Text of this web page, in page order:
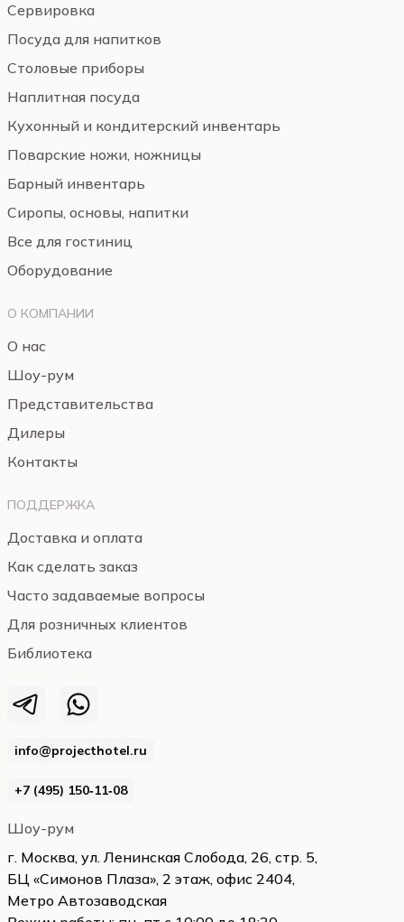
info@projecthotel.ru
+7 (495) 150‑11‑08
Шоу-рум
г. Москва, ул. Ленинская Слобода, 26, стр. 5,
БЦ «Симонов Плаза», 2 этаж, офис 2404,
Метро Автозаводская
Сервировка
Посуда для напитков
Столовые приборы
Наплитная посуда
Кухонный и кондитерский инвентарь
Поварские ножи, ножницы
Барный инвентарь
Сиропы, основы, напитки
Все для гостиниц
Оборудование
О КОМПАНИИ
О нас
Шоу-рум
Представительства
Дилеры
Контакты
ПОДДЕРЖКА
Доставка и оплата
Как сделать заказ
Часто задаваемые вопросы
Для розничных клиентов
Библиотека